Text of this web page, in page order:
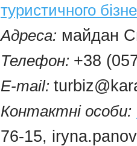
туристичного
Адреса: майдан
Телефон: +38
E-mail:
Контактні особи:
76-15,